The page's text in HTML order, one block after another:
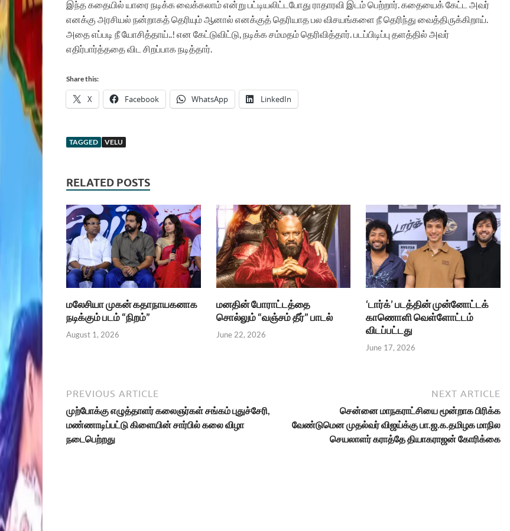
இந்த கதையில் யாரை நடிக்க வைக்கலாம் என்று பட்டியலிட்டபோது ராதாரவி இடம் பெற்றார். கதையைக் கேட்ட அவர்
எனக்கு அரசியல் நன்றாகத் தெரியும் ஆனால் எனக்குத் தெரியாத பல விசயங்களை நீ தெரிந்து வைத்திருக்கிறாய்.
அதை எப்படி நீ யோசித்தாய்..! என கேட்டுவிட்டு, நடிக்க சம்மதம் தெரிவித்தார். படப்பிடிப்பு தளத்தில் அவர்
எதிர்பார்த்ததை விட சிறப்பாக நடித்தார்.‌
Share this:
X Facebook WhatsApp LinkedIn
TAGGED VELU
RELATED POSTS
மலேசியா முகன் கதாநாயகனாக
நடிக்கும் படம் “நிறம்”
August 1, 2026
மனதின் போராட்டத்தை
சொல்லும் “வஞ்சம் தீர்” பாடல்
June 22, 2026
‘டார்க்’ படத்தின் முன்னோட்டக்
காணொளி வெள்ளோட்டம்
விடப்பட்டது
June 17, 2026
PREVIOUS ARTICLE
முற்போக்கு எழுத்தாளர் கலைஞர்கள் சங்கம் புதுச்சேரி,
மண்ணாடிப்பட்டு கிளையின் சார்பில் கலை விழா
நடைபெற்றது
NEXT ARTICLE
சென்னை மாநகராட்சியை மூன்றாக பிரிக்க
வேண்டுமென முதல்வர் விஜய்க்கு பா.ஜ.க.தமிழக மாநில
செயலாளர் கராத்தே தியாகராஜன் கோரிக்கை